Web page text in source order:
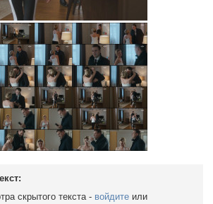
скрытого текста - войдите или